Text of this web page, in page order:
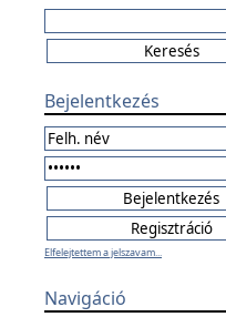
Bejelentkezés
Elfelejtettem a jelszavam...
Navigáció